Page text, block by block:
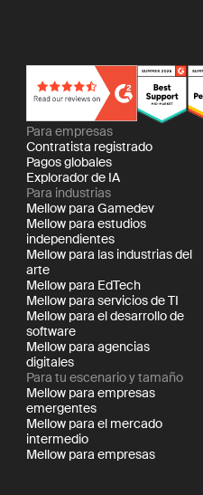
Para empresas
Contratista registrado
Pagos globales
Explorador de IA
Para industrias
Mellow para Gamedev
Mellow para estudios
independientes
Mellow para las industrias del
arte
Mellow para EdTech
Mellow para servicios de TI
Mellow para el desarrollo de
software
Mellow para agencias
digitales
Para tu escenario y tamaño
Mellow para empresas
emergentes
Mellow para el mercado
intermedio
Mellow para empresas